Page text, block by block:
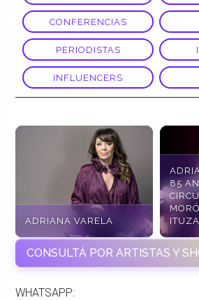
CONFERENCIAS
PERIODISTAS
INFLUENCERS
ADRIANA VARELA
85
CONSULTÁ POR ARTISTAS Y
WHATSAPP: